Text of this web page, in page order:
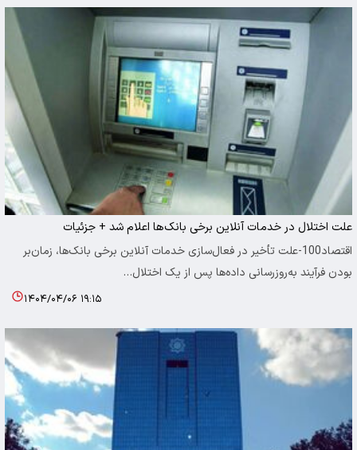
علت اختلال در خدمات آنلاین برخی بانک‌ها اعلام شد + جزئیات
اقتصاد100-علت تأخیر در فعال‌سازی خدمات آنلاین برخی بانک‌ها، زمان‌بر
بودن فرآیند به‌روزرسانی داده‌ها پس از یک اختلال…
۱۴۰۴/۰۴/۰۶ ۱۹:۱۵